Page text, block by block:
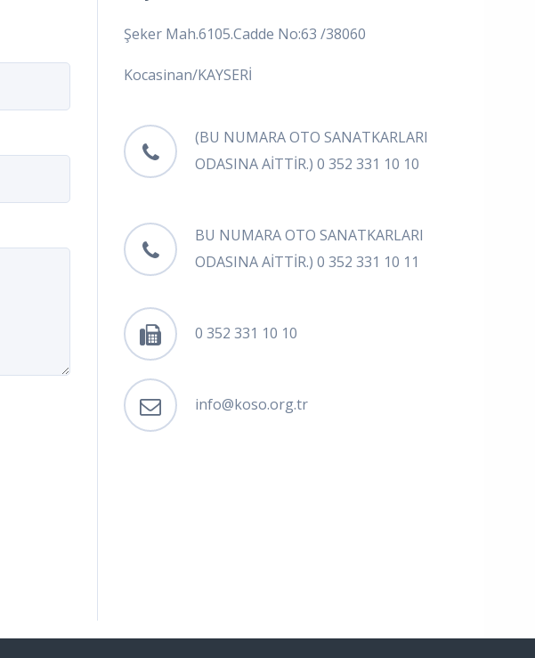
Şeker Mah.6105.Cadde No:63 /38060
Kocasinan/KAYSERİ
(BU NUMARA OTO SANATKARLARI
ODASINA AİTTİR.) 0 352 331 10 10
BU NUMARA OTO SANATKARLARI
ODASINA AİTTİR.) 0 352 331 10 11
0 352 331 10 10
info@koso.org.tr